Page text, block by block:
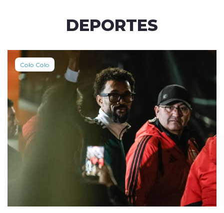
DEPORTES
Colo Colo